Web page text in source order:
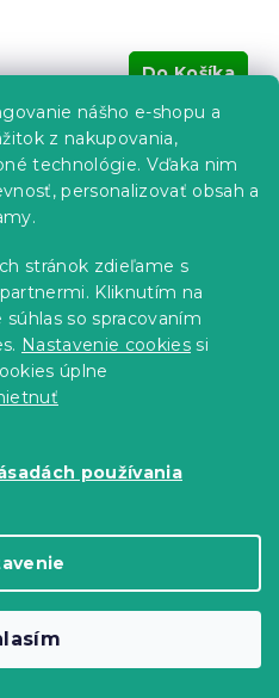
nášho e-shopu a
z nakupovania,
technológie. Vďaka nim
personalizovať obsah a
stránok zdieľame s
Kliknutím na
súhlas so spracovaním
Nastavenie cookies si
úplne
používania
Do Košíka
120 x 200 cm, biela
Detail